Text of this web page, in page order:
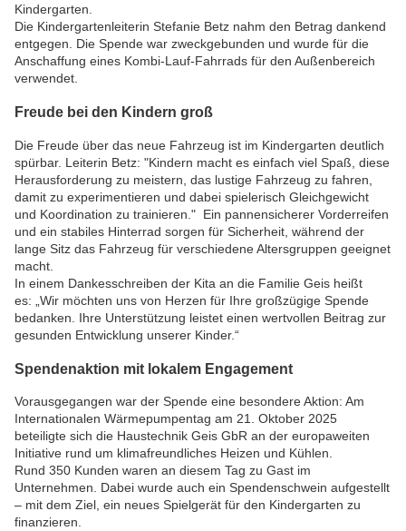
Kindergarten.
Die Kindergartenleiterin Stefanie Betz nahm den Betrag dankend
entgegen. Die Spende war zweckgebunden und wurde für die
Anschaffung eines Kombi-Lauf-Fahrrads für den Außenbereich
verwendet.
Freude bei den Kindern groß
Die Freude über das neue Fahrzeug ist im Kindergarten deutlich
spürbar. Leiterin Betz: "Kindern macht es einfach viel Spaß, diese
Herausforderung zu meistern, das lustige Fahrzeug zu fahren,
damit zu experimentieren und dabei spielerisch Gleichgewicht
und Koordination zu trainieren." Ein pannensicherer Vorderreifen
und ein stabiles Hinterrad sorgen für Sicherheit, während der
lange Sitz das Fahrzeug für verschiedene Altersgruppen geeignet
macht.
In einem Dankesschreiben der Kita an die Familie Geis heißt
es: „Wir möchten uns von Herzen für Ihre großzügige Spende
bedanken. Ihre Unterstützung leistet einen wertvollen Beitrag zur
gesunden Entwicklung unserer Kinder.“
Spendenaktion mit lokalem Engagement
Vorausgegangen war der Spende eine besondere Aktion: Am
Internationalen Wärmepumpentag am 21. Oktober 2025
beteiligte sich die Haustechnik Geis GbR an der europaweiten
Initiative rund um klimafreundliches Heizen und Kühlen.
Rund 350 Kunden waren an diesem Tag zu Gast im
Unternehmen. Dabei wurde auch ein Spendenschwein aufgestellt
– mit dem Ziel, ein neues Spielgerät für den Kindergarten zu
finanzieren.